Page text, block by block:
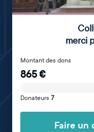
merci
Montant des dons
865€
Donateurs 7
Faire un